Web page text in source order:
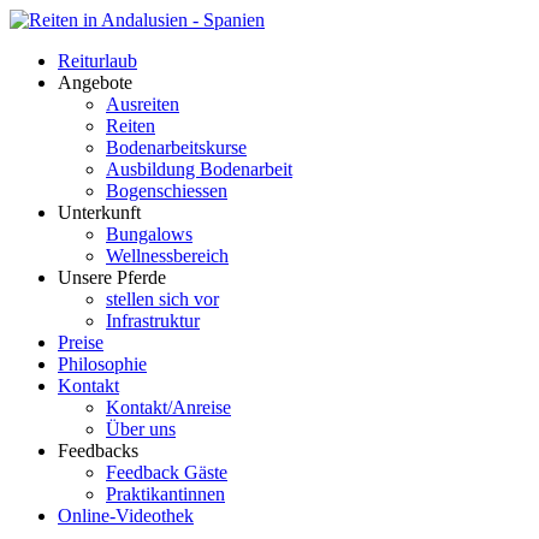
Reiturlaub
Angebote
Ausreiten
Reiten
Bodenarbeitskurse
Ausbildung Bodenarbeit
Bogenschiessen
Unterkunft
Bungalows
Wellnessbereich
Unsere Pferde
stellen sich vor
Infrastruktur
Preise
Philosophie
Kontakt
Kontakt/Anreise
Über uns
Feedbacks
Feedback Gäste
Praktikantinnen
Online-Videothek